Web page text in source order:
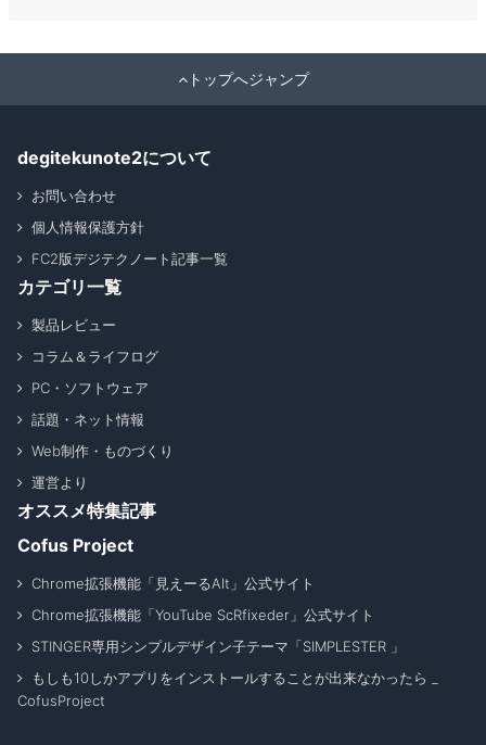
トップへジャンプ
degitekunote2について
お問い合わせ
個人情報保護方針
FC2版デジテクノート記事一覧
カテゴリ一覧
製品レビュー
コラム＆ライフログ
PC・ソフトウェア
話題・ネット情報
Web制作・ものづくり
運営より
オススメ特集記事
Cofus Project
Chrome拡張機能「見えーるAlt」公式サイト
Chrome拡張機能「YouTube ScRfixeder」公式サイト
STINGER専用シンプルデザイン子テーマ「SIMPLESTER 」
もしも10しかアプリをインストールすることが出来なかったら _
CofusProject